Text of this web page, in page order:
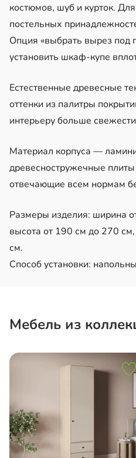
костюмов, шуб и курток.
постельных
Опция «выбрать вырез под
установить шкаф-купе
Естественные древесные
оттенки из палитры
интерьеру больше
Материал корпуса —
древесностружечные
отвечающие всем нормам
Размеры изделия: ширина
высота от 190 см до 270
см.
Способ установки:
Мебель из